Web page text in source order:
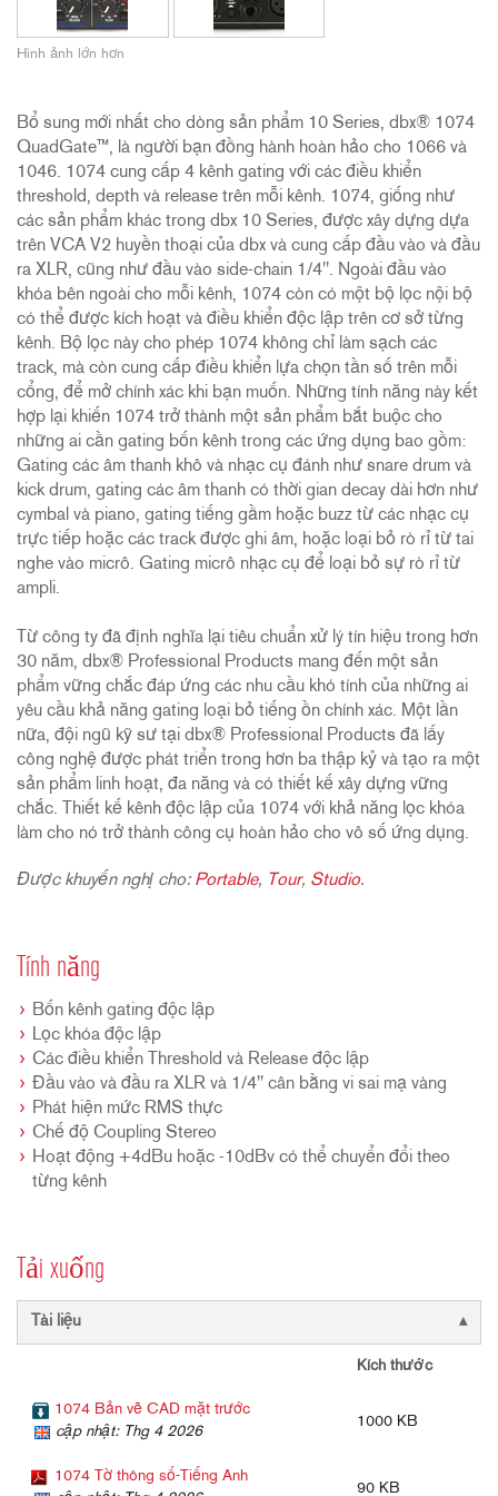
Hình ảnh lớn hơn
Bổ sung mới nhất cho dòng sản phẩm 10 Series, dbx® 1074
QuadGate™, là người bạn đồng hành hoàn hảo cho 1066 và
1046. 1074 cung cấp 4 kênh gating với các điều khiển
threshold, depth và release trên mỗi kênh. 1074, giống như
các sản phẩm khác trong dbx 10 Series, được xây dựng dựa
trên VCA V2 huyền thoại của dbx và cung cấp đầu vào và đầu
ra XLR, cũng như đầu vào side-chain 1/4". Ngoài đầu vào
khóa bên ngoài cho mỗi kênh, 1074 còn có một bộ lọc nội bộ
có thể được kích hoạt và điều khiển độc lập trên cơ sở từng
kênh. Bộ lọc này cho phép 1074 không chỉ làm sạch các
track, mà còn cung cấp điều khiển lựa chọn tần số trên mỗi
cổng, để mở chính xác khi bạn muốn. Những tính năng này kết
hợp lại khiến 1074 trở thành một sản phẩm bắt buộc cho
những ai cần gating bốn kênh trong các ứng dụng bao gồm:
Gating các âm thanh khô và nhạc cụ đánh như snare drum và
kick drum, gating các âm thanh có thời gian decay dài hơn như
cymbal và piano, gating tiếng gầm hoặc buzz từ các nhạc cụ
trực tiếp hoặc các track được ghi âm, hoặc loại bỏ rò rỉ từ tai
nghe vào micrô. Gating micrô nhạc cụ để loại bỏ sự rò rỉ từ
ampli.
Từ công ty đã định nghĩa lại tiêu chuẩn xử lý tín hiệu trong hơn
30 năm, dbx® Professional Products mang đến một sản
phẩm vững chắc đáp ứng các nhu cầu khó tính của những ai
yêu cầu khả năng gating loại bỏ tiếng ồn chính xác. Một lần
nữa, đội ngũ kỹ sư tại dbx® Professional Products đã lấy
công nghệ được phát triển trong hơn ba thập kỷ và tạo ra một
sản phẩm linh hoạt, đa năng và có thiết kế xây dựng vững
chắc. Thiết kế kênh độc lập của 1074 với khả năng lọc khóa
làm cho nó trở thành công cụ hoàn hảo cho vô số ứng dụng.
Được khuyến nghị cho: Portable, Tour, Studio.
Tính năng
Bốn kênh gating độc lập
Lọc khóa độc lập
Các điều khiển Threshold và Release độc lập
Đầu vào và đầu ra XLR và 1/4" cân bằng vi sai mạ vàng
Phát hiện mức RMS thực
Chế độ Coupling Stereo
Hoạt động +4dBu hoặc -10dBv có thể chuyển đổi theo
từng kênh
Tải xuống
Tài liệu
Kích thước
1074 Bản vẽ CAD mặt trước
cập nhật: Thg 4 2026
1000 KB
1074 Tờ thông số-Tiếng Anh
90 KB